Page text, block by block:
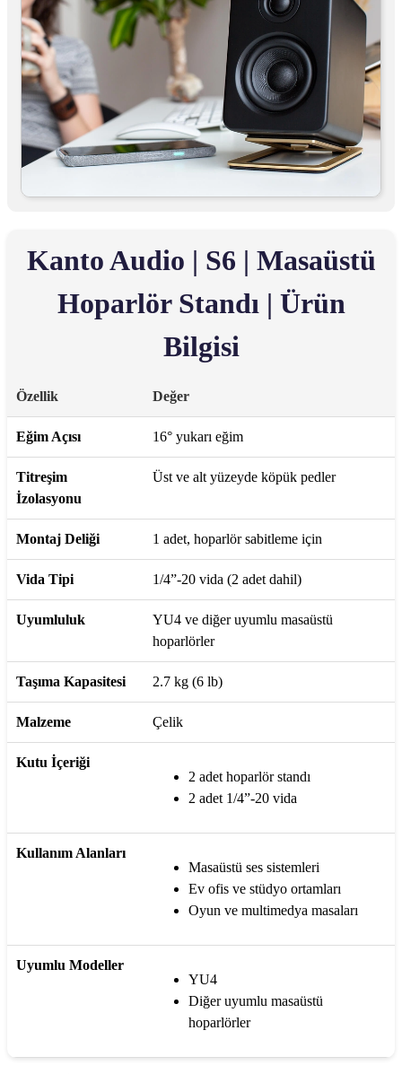
Kanto Audio | S6 | Masaüstü
Hoparlör Standı | Ürün
Bilgisi
Özellik Değer
Eğim Açısı 16° yukarı eğim
Titreşim
İzolasyonu
Üst ve alt yüzeyde köpük pedler
Montaj Deliği 1 adet, hoparlör sabitleme için
Vida Tipi 1/4”-20 vida (2 adet dahil)
Uyumluluk
YU4 ve diğer uyumlu masaüstü
hoparlörler
Taşıma Kapasitesi 2.7 kg (6 lb)
Malzeme Çelik
Kutu İçeriği
2 adet hoparlör standı
2 adet 1/4”-20 vida
Kullanım Alanları
Masaüstü ses sistemleri
Ev ofis ve stüdyo ortamları
Oyun ve multimedya masaları
Uyumlu Modeller
YU4
Diğer uyumlu masaüstü
hoparlörler